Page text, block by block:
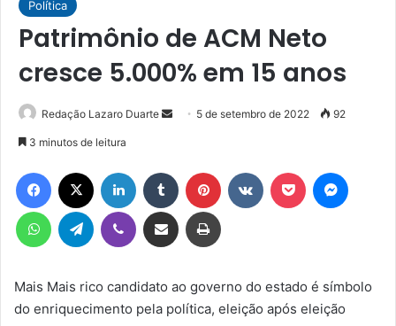
Política
Patrimônio de ACM Neto
cresce 5.000% em 15 anos
Redação Lazaro Duarte
Mande
mail
5 de setembro de 2022 92
3 minutos de leitura
Facebook Linkedin Tumblr Pinterest Pocket
WhatsAppTelegram Viber Compartilhar via e-mail Imprimir
Mais Mais rico candidato ao governo do estado é símbolo
do enriquecimento pela política, eleição após eleição